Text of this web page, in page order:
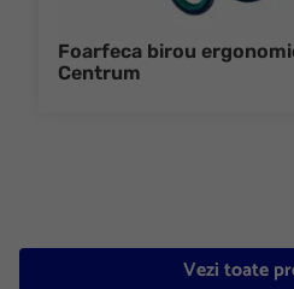
Foarfeca birou
Centrum
Vezi toate